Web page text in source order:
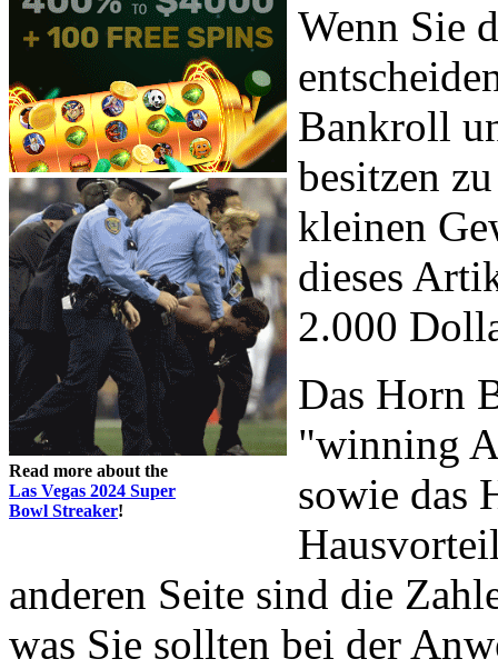
Read more about the
Las Vegas 2024 Super
Bowl Streaker!
Wenn Sie
Bankroll
besitzen
kleinen
dieses
2.000
Das Horn
"winning
sowie das
anderen Seite sind die
was Sie sollten bei der